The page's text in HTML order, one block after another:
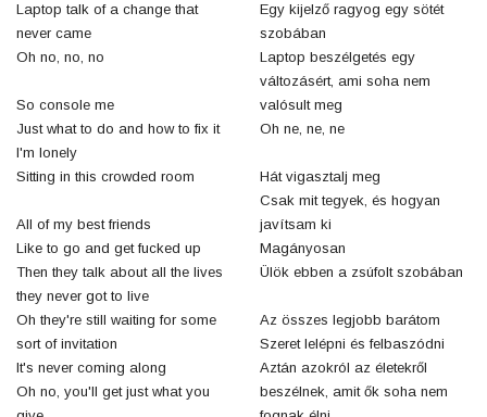
Laptop talk of a change that
never came
Oh no, no, no
So console me
Just what to do and how to fix it
I'm lonely
Sitting in this crowded room
All of my best friends
Like to go and get fucked up
Then they talk about all the lives
they never got to live
Oh they're still waiting for some
sort of invitation
It's never coming along
Oh no, you'll get just what you
Egy kijelző ragyog egy sötét
szobában
Laptop beszélgetés egy
változásért, ami soha nem
valósult meg
Oh ne, ne, ne
Hát vigasztalj meg
Csak mit tegyek, és hogyan
javítsam ki
Magányosan
Ülök ebben a zsúfolt szobában
Az összes legjobb barátom
Szeret lelépni és felbaszódni
Aztán azokról az életekről
beszélnek, amit ők soha nem